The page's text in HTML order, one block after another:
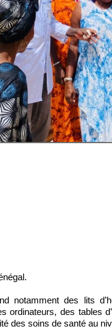
notamment des lits
ordinateurs, des tables
des soins de santé au